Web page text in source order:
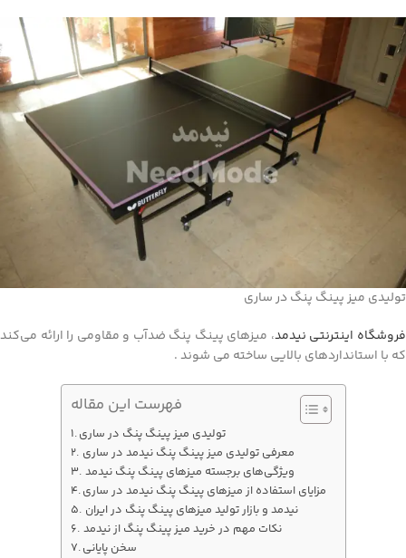
تولیدی میز پینگ پنگ در ساری
فروشگاه اینترنتی نیدمد، میزهای پینگ پنگ ضدآب و مقاومی را ارائه می‌کند
که با استانداردهای بالایی ساخته می شوند .
فهرست این مقاله
تولیدی میز پینگ پنگ در ساری
معرفی تولیدی میز پینگ پنگ نیدمد در ساری
ویژگی‌های برجسته میزهای پینگ پنگ نیدمد
مزایای استفاده از میزهای پینگ پنگ نیدمد در ساری
نیدمد و بازار تولید میزهای پینگ پنگ در ایران
نکات مهم در خرید میز پینگ پنگ از نیدمد
سخن پایانی